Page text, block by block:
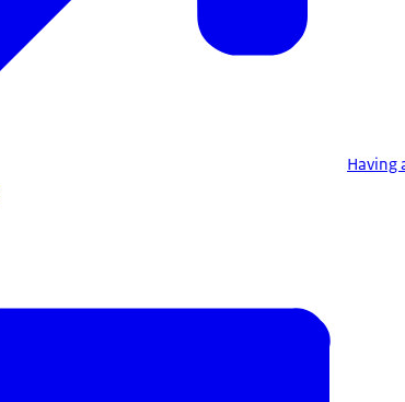
Having